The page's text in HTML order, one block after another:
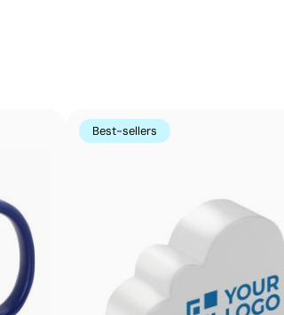
avec couleurs Pantone®
sur surfaces incurvées et
des textes et logos
pour les grandes quantités
Best-sellers